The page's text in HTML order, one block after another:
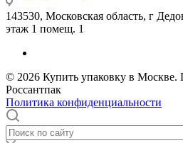
143530, Московская область, г
этаж 1 помещ. 1
© 2026 Купить упаковку в Москве.
Россантпак
Политика конфиденциальности